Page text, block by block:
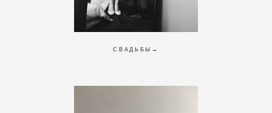
СВАДЬБЫ→